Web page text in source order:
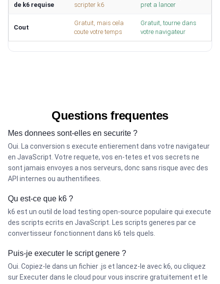
de k6 requise
scripter k6
pret a lancer
Cout
Gratuit, mais cela
coute votre temps
Gratuit, tourne dans
votre navigateur
Questions frequentes
Mes donnees sont-elles en securite ?
Oui. La conversion s execute entierement dans votre navigateur
en JavaScript. Votre requete, vos en-tetes et vos secrets ne
sont jamais envoyes a nos serveurs, donc sans risque avec des
API internes ou authentifiees.
Qu est-ce que k6 ?
k6 est un outil de load testing open-source populaire qui execute
des scripts ecrits en JavaScript. Les scripts generes par ce
convertisseur fonctionnent dans k6 tels quels.
Puis-je executer le script genere ?
Oui. Copiez-le dans un fichier .js et lancez-le avec k6, ou cliquez
sur Executer dans le cloud pour vous inscrire gratuitement et le